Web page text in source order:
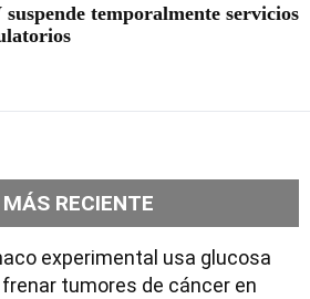
temporalmente servicios
RECIENTE
experimental usa glucosa
tumores de cáncer en